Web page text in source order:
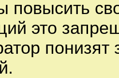
повысить
это
понизят